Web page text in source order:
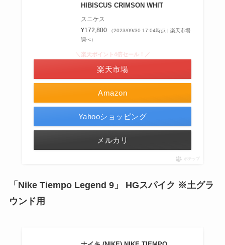
HIBISCUS CRIMSON WHIT
スニケス
¥172,800
（2023/09/30 17:04時点 | 楽天市場
調べ）
Amazon
＼楽天ポイント4倍セール！／
楽天市場
Yahooショッピング
メルカリ
ポチップ
「Nike Tiempo Legend 9」 HGスパイク ※土グラ
ウンド用